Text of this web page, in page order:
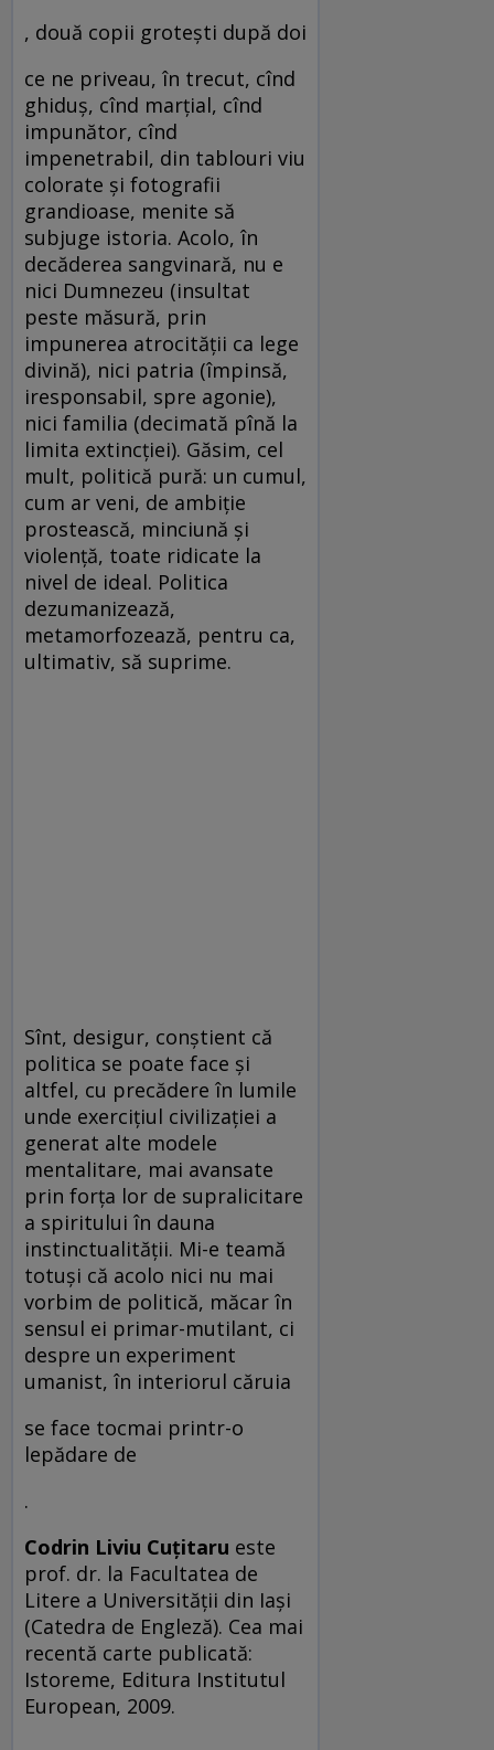
, două copii groteşti după doi
ce ne priveau, în trecut, cînd
ghiduş, cînd marţial, cînd
impunător, cînd
impenetrabil, din tablouri viu
colorate şi fotografii
grandioase, menite să
subjuge istoria. Acolo, în
decăderea sangvinară, nu e
nici Dumnezeu (insultat
peste măsură, prin
impunerea atrocităţii ca lege
divină), nici patria (împinsă,
iresponsabil, spre agonie),
nici familia (decimată pînă la
limita extincţiei). Găsim, cel
mult, politică pură: un cumul,
cum ar veni, de ambiţie
prostească, minciună şi
violenţă, toate ridicate la
nivel de ideal. Politica
dezumanizează,
metamorfozează, pentru ca,
ultimativ, să suprime.
Sînt, desigur, conştient că
politica se poate face şi
altfel, cu precădere în lumile
unde exerciţiul civilizaţiei a
generat alte modele
mentalitare, mai avansate
prin forţa lor de supralicitare
a spiritului în dauna
instinctualităţii. Mi-e teamă
totuşi că acolo nici nu mai
vorbim de politică, măcar în
sensul ei primar-mutilant, ci
despre un experiment
umanist, în interiorul căruia
se face tocmai printr-o
lepădare de
.
Codrin Liviu Cuţitaru este
prof. dr. la Facultatea de
Litere a Universităţii din Iaşi
(Catedra de Engleză). Cea mai
recentă carte publicată:
Istoreme, Editura Institutul
European, 2009.